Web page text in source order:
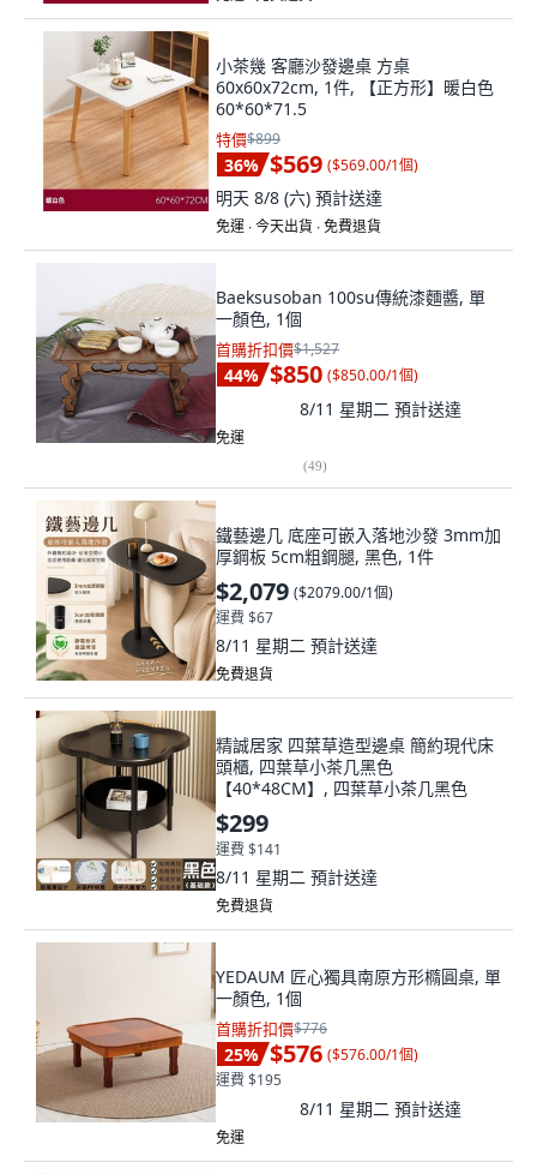
小茶幾 客廳沙發邊桌 方桌
60x60x72cm, 1件, 【正方形】暖白色
60*60*71.5
特價$899
36% $569 ($569.00/1個)
明天 8/8 (六) 預計送達
免運 ∙ 今天出貨 ∙ 免費退貨
Baeksusoban 100su傳統漆麵醬, 單
一顏色, 1個
首購折扣價$1,527
44% $850 ($850.00/1個)
8/11 星期二 預計送達
免運
(49)
鐵藝邊几 底座可嵌入落地沙發 3mm加
厚鋼板 5cm粗鋼腿, 黑色, 1件
$2,079 ($2079.00/1個)
運費 $67
8/11 星期二 預計送達
免費退貨
精誠居家 四葉草造型邊桌 簡約現代床
頭櫃, 四葉草小茶几黑色
【40*48CM】, 四葉草小茶几黑色
$299
運費 $141
8/11 星期二 預計送達
免費退貨
YEDAUM 匠心獨具南原方形橢圓桌, 單
一顏色, 1個
首購折扣價$776
25% $576 ($576.00/1個)
運費 $195
8/11 星期二 預計送達
免運